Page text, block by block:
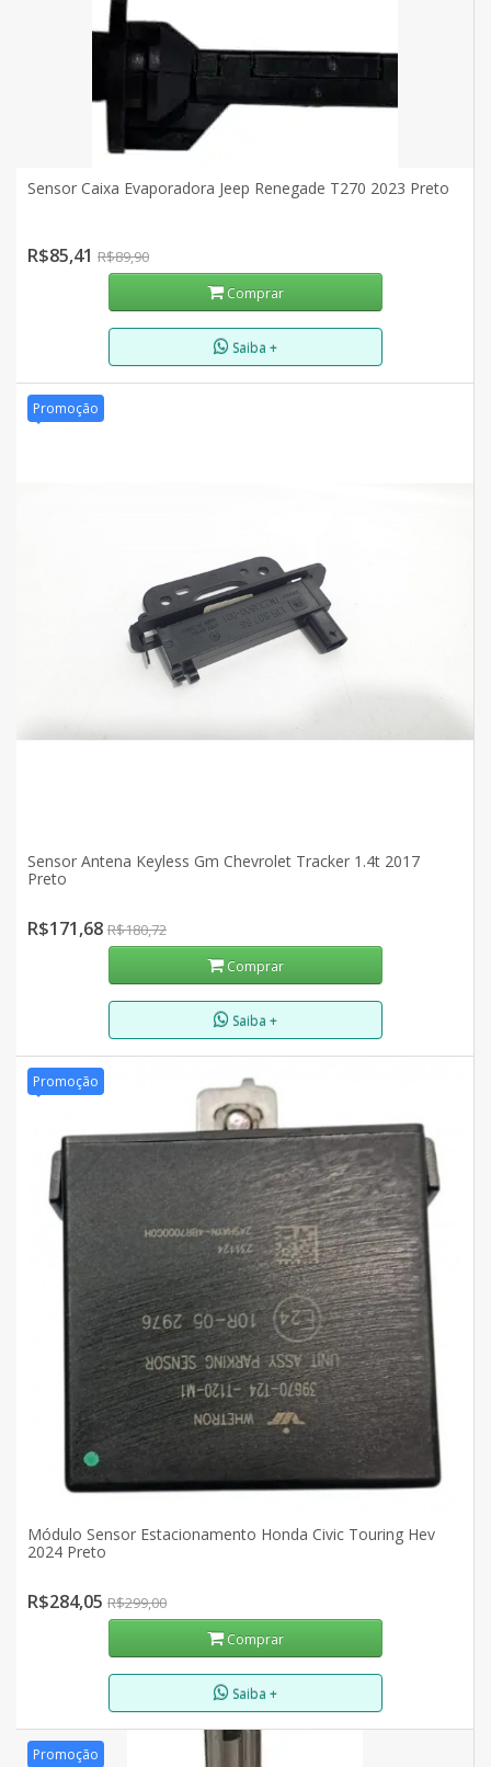
Sensor Caixa Evaporadora Jeep Renegade T270 2023 Preto
R$85,41 R$89,90
Comprar
Saiba +
Promoção
Sensor Antena Keyless Gm Chevrolet Tracker 1.4t 2017
Preto
R$171,68 R$180,72
Comprar
Saiba +
Promoção
Módulo Sensor Estacionamento Honda Civic Touring Hev
2024 Preto
R$284,05 R$299,00
Comprar
Saiba +
Promoção